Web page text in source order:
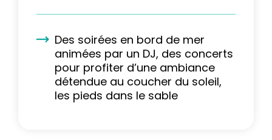
Des soirées en bord de mer
animées par un DJ, des concerts
pour profiter d’une ambiance
détendue au coucher du soleil,
les pieds dans le sable